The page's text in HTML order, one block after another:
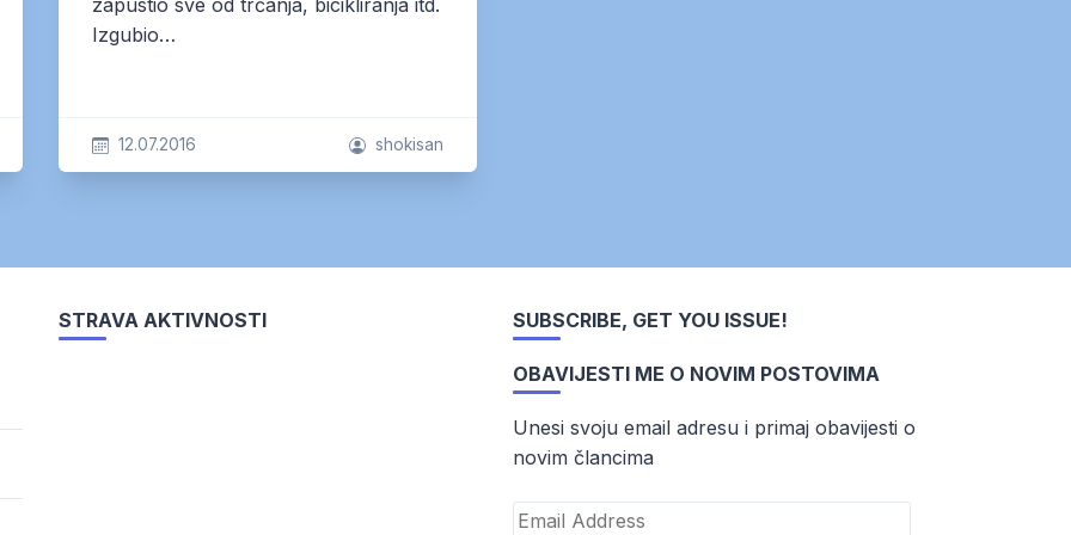
zapustio sve od trčanja, bicikliranja itd.
Izgubio…
12.07.2016 shokisan
STRAVA AKTIVNOSTI SUBSCRIBE, GET YOU ISSUE!
OBAVIJESTI ME O NOVIM POSTOVIMA
Unesi svoju email adresu i primaj obavijesti o
novim člancima
Email